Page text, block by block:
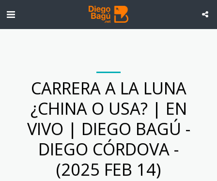
CARRERA A LA LUNA
¿CHINA O USA? | EN
VIVO | DIEGO BAGÚ -
DIEGO CÓRDOVA -
(2025 FEB 14)